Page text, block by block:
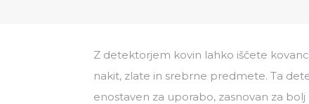
Z detektorjem kovin lahko iščete
nakit, zlate in srebrne predmete. Ta
enostaven za uporabo, zasnovan za